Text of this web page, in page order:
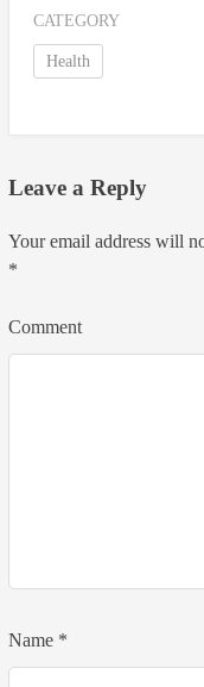
CATEGORY
Health
Leave a Reply
Your email address will
*
Comment
Name *